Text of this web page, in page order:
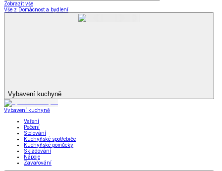
Zobrazit vše
Vše z Domácnost a bydlení
Vybavení kuchyně
Vybavení kuchyně
Vaření
Pečení
Stolování
Kuchyňské spotřebiče
Kuchyňské pomůcky
Skladování
Nápoje
Zavařování